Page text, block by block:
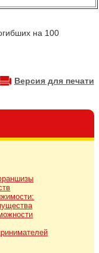
на 100
Версия для печати